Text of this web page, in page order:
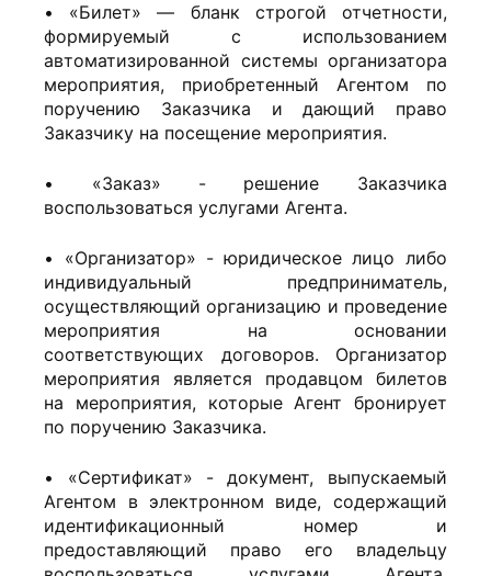
• «Билет» — бланк строгой отчетности,
формируемый с использованием
автоматизированной системы организатора
мероприятия, приобретенный Агентом по
поручению Заказчика и дающий право
Заказчику на посещение мероприятия.
• «Заказ» - решение Заказчика
воспользоваться услугами Агента.
• «Организатор» - юридическое лицо либо
индивидуальный предприниматель,
осуществляющий организацию и проведение
мероприятия на основании
соответствующих договоров. Организатор
мероприятия является продавцом билетов
на мероприятия, которые Агент бронирует
по поручению Заказчика.
• «Сертификат» - документ, выпускаемый
Агентом в электронном виде, содержащий
идентификационный номер и
предоставляющий право его владельцу